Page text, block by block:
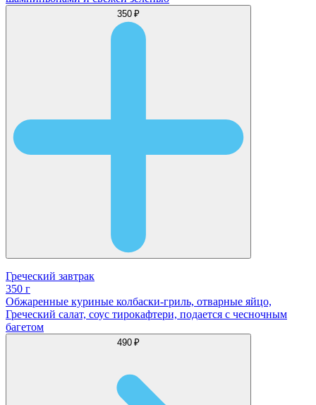
350 ₽
Греческий завтрак
350 г
Обжаренные куриные колбаски-гриль, отварные яйцо,
Греческий салат, соус тирокафтери, подается с чесночным
багетом
490 ₽